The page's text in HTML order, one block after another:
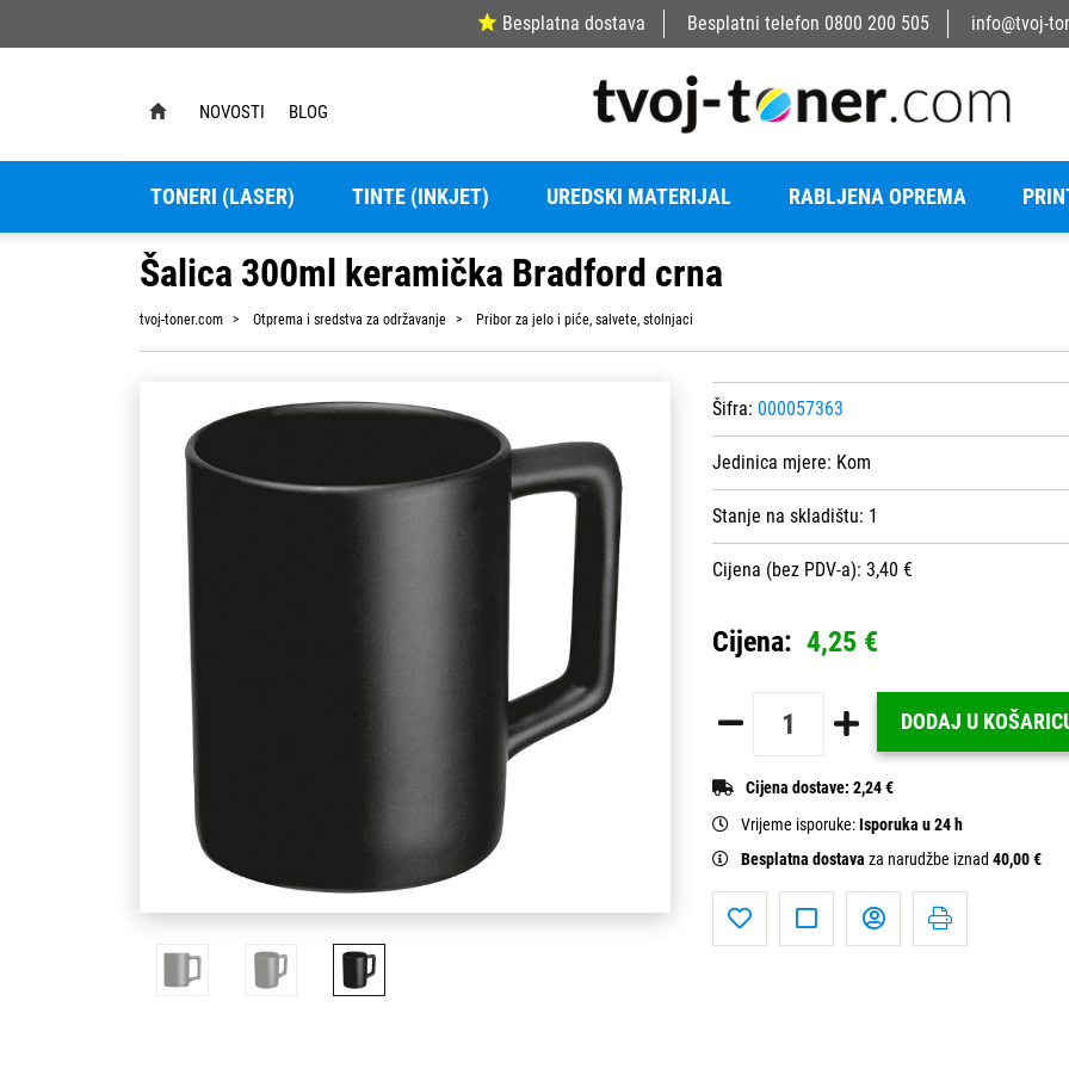
Besplatna dostava Besplatni telefon 0800 200 505 info@tvoj-
NOVOSTI BLOG
TONERI (LASER) TINTE (INKJET) UREDSKI MATERIJAL RABLJENA OPREMA
Šalica 300ml keramička Bradford crna
tvoj-toner.com Otprema i sredstva za održavanje Pribor za jelo i piće, salvete, stolnjaci
Šifra: 000057363
Jedinica mjere: Kom
Stanje na skladištu: 1
Cijena (bez PDV-a): 3,40 €
Cijena: 4,25 €
DODAJ U
Cijena dostave: 2,24 €
Vrijeme isporuke:Isporuka u 24 h
Besplatna dostava za narudžbe iznad 40,00 €